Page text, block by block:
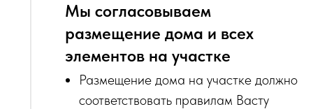
Мы согласовываем
размещение дома и всех
элементов на участке
Размещение дома на участке должно
соответствовать правилам Васту